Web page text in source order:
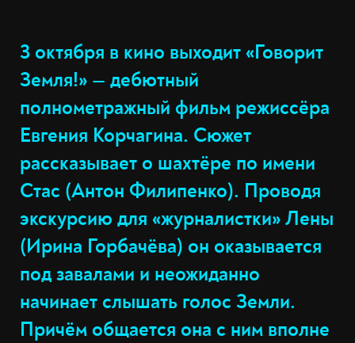
3 октября в кино выходит «Говорит
Земля!» — дебютный
полнометражный фильм режиссёра
Евгения Корчагина. Сюжет
рассказывает о шахтёре по имени
Стас (Антон Филипенко). Проводя
экскурсию для «журналистки» Лены
(Ирина Горбачёва) он оказывается
под завалами и неожиданно
начинает слышать голос Земли.
Причём общается она с ним вполне